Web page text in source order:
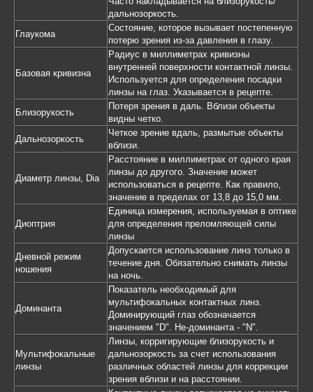
дальнозоркость.
Глаукома
Состояние, которое вызывает постепенную
потерю зрения из-за давления в глазу.
Базовая кривизна
Радиус в миллиметрах кривизны
внутренней поверхности контактной линзы.
Используется для определения посадки
линзы на глаз. Указывается в рецепте.
Близорукость
Потеря зрения в даль. Вблизи объекты
видны четко.
Дальнозоркость
Четкое зрение вдаль, размытые объекты
вблизи.
Диаметр линзы, Dia
Расстояние в миллиметрах от одного края
линзы до другого. Значение может
использоваться в рецепте. Как правило,
значение в пределах от 13,8 до 15,0 мм.
Диоптрия
Единица измерения, используемая в оптике
для определения преломляющей силы
линзы
Дневной режим
ношения
Допускается использование линз только в
течение дня. Обязательно снимать линзы
на ночь.
Доминанта
Показатель необходимый для
мультифокальных контактных линз.
Доминирующий глаз обозначается
значением "D". Не-доминанта - "N".
Мультифокальные
линзы
Линзы, корригирующие близорукость и
дальнозоркость за счет использования
различных областей линзы для коррекции
зрения вблизи и на расстоянии.